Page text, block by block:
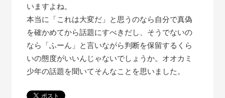
いますよね。
本当に「これは大変だ」と思うのなら自分で真偽
を確かめてから話題にすべきだし、そうでないの
なら「ふーん」と言いながら判断を保留するくら
いの態度がいいんじゃないでしょうか。オオカミ
少年の話題を聞いてそんなことを思いました。